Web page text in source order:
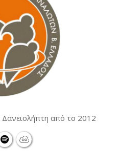
από το 2012